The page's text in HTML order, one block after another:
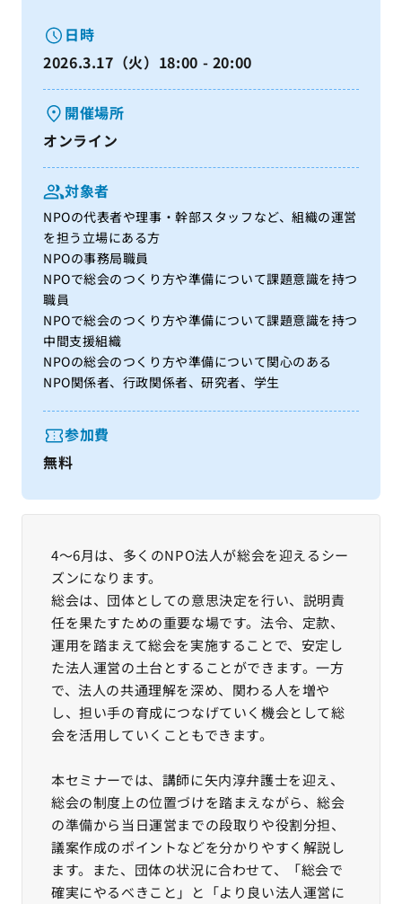
日時
2026.3.17（火）18:00 - 20:00
開催場所
オンライン
対象者
NPOの代表者や理事・幹部スタッフなど、組織の運営
を担う立場にある方
NPOの事務局職員
NPOで総会のつくり方や準備について課題意識を持つ
職員
NPOで総会のつくり方や準備について課題意識を持つ
中間支援組織
NPOの総会のつくり方や準備について関心のある
NPO関係者、行政関係者、研究者、学生
参加費
無料
4〜6月は、多くのNPO法人が総会を迎えるシー
ズンになります。
総会は、団体としての意思決定を行い、説明責
任を果たすための重要な場です。法令、定款、
運用を踏まえて総会を実施することで、安定し
た法人運営の土台とすることができます。一方
で、法人の共通理解を深め、関わる人を増や
し、担い手の育成につなげていく機会として総
会を活用していくこともできます。
本セミナーでは、講師に矢内淳弁護士を迎え、
総会の制度上の位置づけを踏まえながら、総会
の準備から当日運営までの段取りや役割分担、
議案作成のポイントなどを分かりやすく解説し
ます。また、団体の状況に合わせて、「総会で
確実にやるべきこと」と「より良い法人運営に